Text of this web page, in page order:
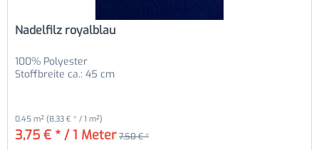
Nadelfilz royalblau
100% Polyester
Stoffbreite ca.: 45 cm
0.45 m² (8,33 € * / 1 m²)
3,75 € * / 1 Meter 7,50 € *